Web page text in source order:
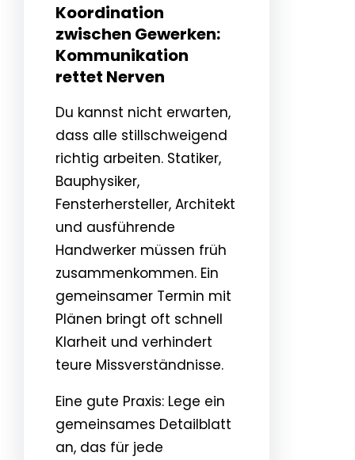
Koordination
zwischen Gewerken:
Kommunikation
rettet Nerven
Du kannst nicht erwarten,
dass alle stillschweigend
richtig arbeiten. Statiker,
Bauphysiker,
Fensterhersteller, Architekt
und ausführende
Handwerker müssen früh
zusammenkommen. Ein
gemeinsamer Termin mit
Plänen bringt oft schnell
Klarheit und verhindert
teure Missverständnisse.
Eine gute Praxis: Lege ein
gemeinsames Detailblatt
an, das für jede